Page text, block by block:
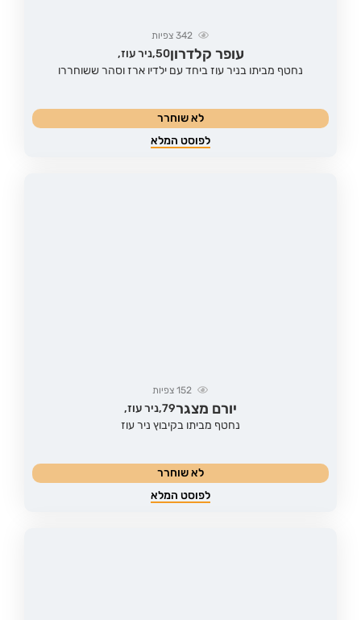
342 צפיות
עופר קלדרון50, ניר עוז,
נחטף מביתו בניר עוז ביחד עם ילדיו ארז וסהר ששוחררו
לא שוחרר
לפוסט המלא
152 צפיות
יורם מצגר79, ניר עוז,
נחטף מביתו בקיבוץ ניר עוז
לא שוחרר
לפוסט המלא